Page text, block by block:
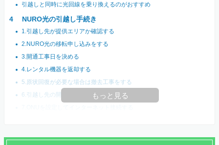
引越しと同時に光回線を乗り換えるのがおすすめ
NURO光の引越し手続き
1.引越し先が提供エリアか確認する
2.NURO光の移転申し込みをする
3.開通工事日を決める
4.レンタル機器を返却する
5.原状回復が必要な場合は撤去工事をする
6.引越し先の開通工事に立ち会うもっと見る